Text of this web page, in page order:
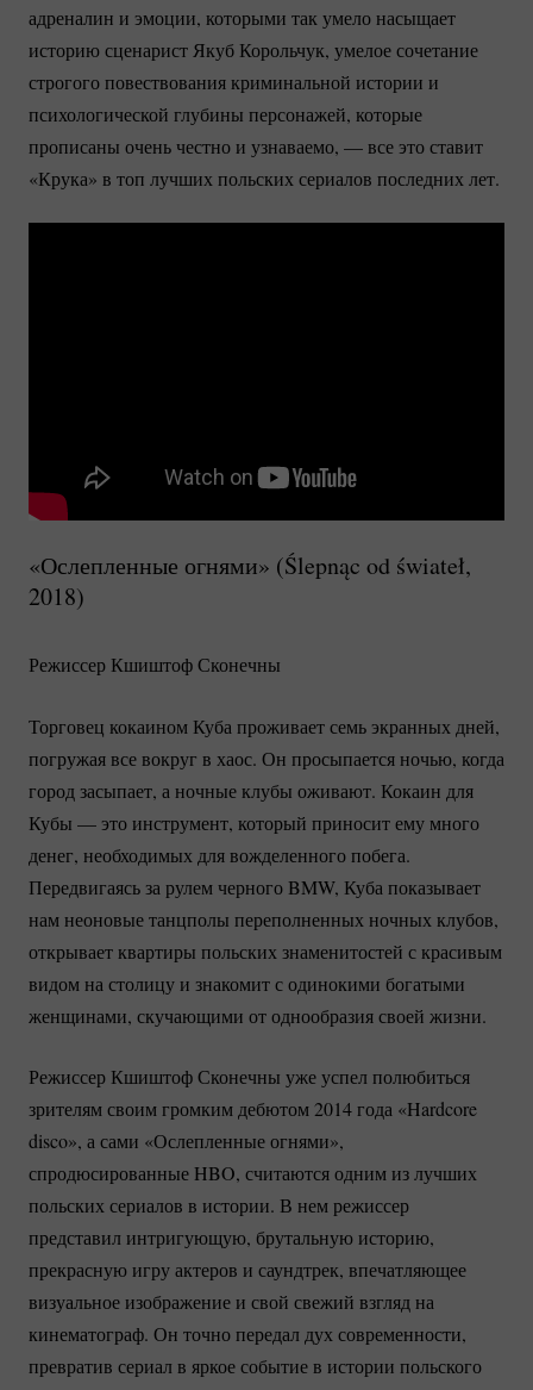
адреналин и эмоции, которыми так умело насыщает
историю сценарист Якуб Корольчук, умелое сочетание
строгого повествования криминальной истории и
психологической глубины персонажей, которые
прописаны очень честно и узнаваемо, — все это ставит
«Крука» в топ лучших польских сериалов последних лет.
«Ослепленные огнями» (Ślepnąc od świateł,
2018)
Режиссер Кшиштоф Сконечны
Торговец кокаином Куба проживает семь экранных дней,
погружая все вокруг в хаос. Он просыпается ночью, когда
город засыпает, а ночные клубы оживают. Кокаин для
Кубы — это инструмент, который приносит ему много
денег, необходимых для вожделенного побега.
Передвигаясь за рулем черного BMW, Куба показывает
нам неоновые танцполы переполненных ночных клубов,
открывает квартиры польских знаменитостей с красивым
видом на столицу и знакомит с одинокими богатыми
женщинами, скучающими от однообразия своей жизни.
Режиссер Кшиштоф Сконечны уже успел полюбиться
зрителям своим громким дебютом 2014 года «Hardcore
disco», а сами «Ослепленные огнями»,
спродюсированные HBO, считаются одним из лучших
польских сериалов в истории. В нем режиссер
представил интригующую, брутальную историю,
прекрасную игру актеров и саундтрек, впечатляющее
визуальное изображение и свой свежий взгляд на
кинематограф. Он точно передал дух современности,
превратив сериал в яркое событие в истории польского